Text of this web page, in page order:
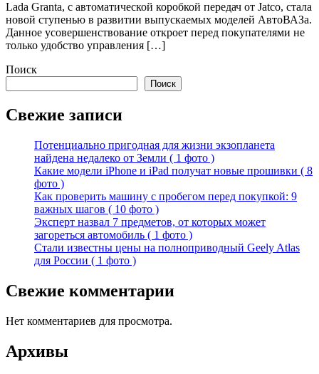
Lada Granta, с автоматической коробкой передач от Jatco, стала
новой ступенью в развитии выпускаемых моделей АвтоВАЗа.
Данное усовершенствование откроет перед покупателями не
только удобство управления […]
Поиск
Поиск
Свежие записи
Потенциально пригодная для жизни экзопланета
найдена недалеко от Земли ( 1 фото )
Какие модели iPhone и iPad получат новые прошивки ( 8
фото )
Как проверить машину с пробегом перед покупкой: 9
важных шагов ( 10 фото )
Эксперт назвал 7 предметов, от которых может
загореться автомобиль ( 1 фото )
Стали известны цены на полноприводный Geely Atlas
для России ( 1 фото )
Свежие комментарии
Нет комментариев для просмотра.
Архивы